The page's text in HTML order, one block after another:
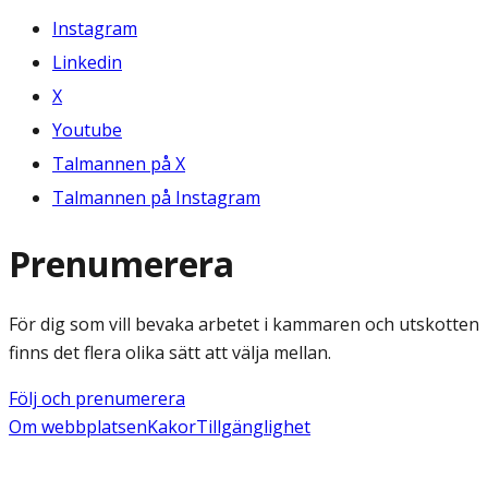
Instagram
Linkedin
X
Youtube
Talmannen på X
Talmannen på Instagram
Prenumerera
För dig som vill bevaka arbetet i kammaren och utskotten
finns det flera olika sätt att välja mellan.
Följ och prenumerera
Om webbplatsenKakorTillgänglighet